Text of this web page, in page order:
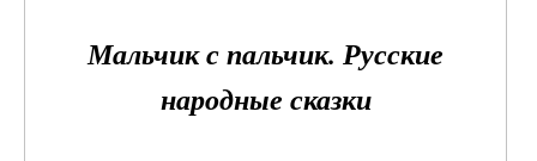
Мальчик с пальчик. Русские
народные сказки